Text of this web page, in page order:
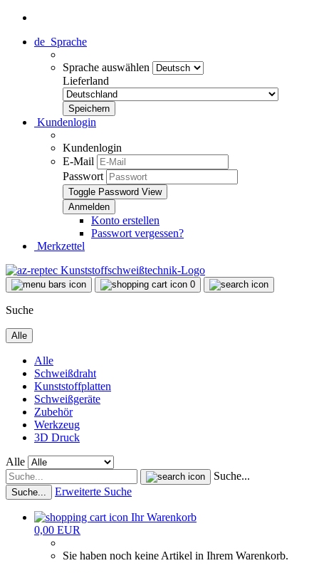
de Sprache
Sprache auswählen
Lieferland
Kundenlogin
Kundenlogin
E-Mail
Passwort
Toggle Password View
Konto erstellen
Passwort vergessen?
Merkzettel
0
Suche
Alle
Alle
Schweißdraht
Kunststoffplatten
Schweißgeräte
Zubehör
Werkzeug
3D Druck
Alle
Suche...
Suche... Erweiterte Suche
Ihr Warenkorb
0,00 EUR
Sie haben noch keine Artikel in Ihrem Warenkorb.